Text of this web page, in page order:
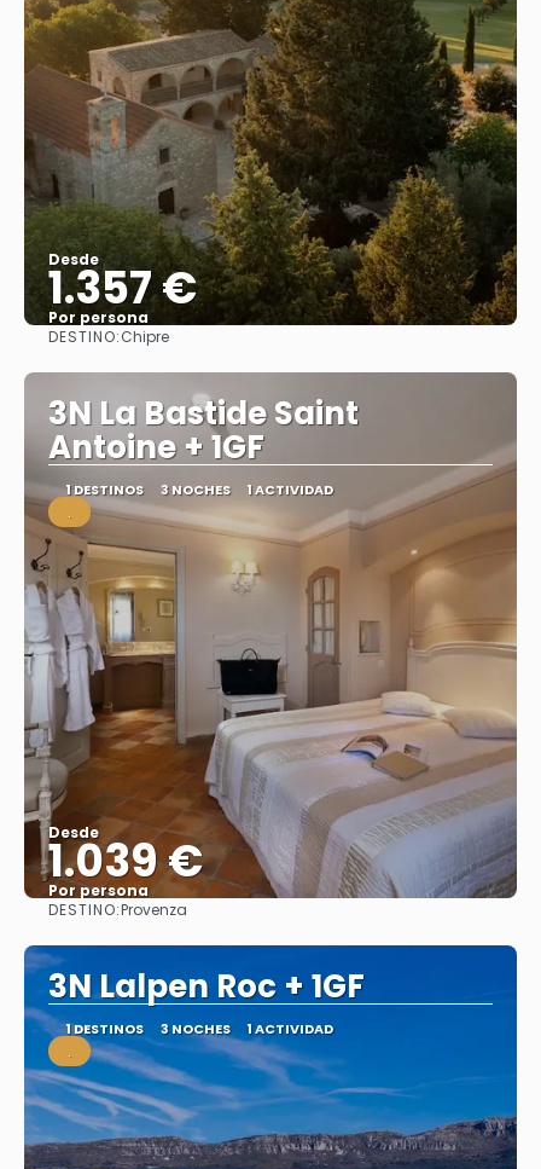
Desde
1.357 €
Por persona
DESTINO:Chipre
3N La Bastide Saint
Antoine + 1GF
1 DESTINOS 3 NOCHES 1 ACTIVIDAD
.
Desde
1.039 €
Por persona
DESTINO:Provenza
3N Lalpen Roc + 1GF
1 DESTINOS 3 NOCHES 1 ACTIVIDAD
.